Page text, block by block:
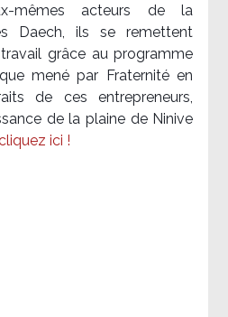
mêmes acteurs de la
Daech, ils se remettent
grâce au programme
mené par Fraternité en
de ces entrepreneurs,
de la plaine de Ninive
ici !